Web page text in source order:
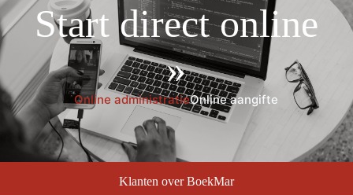
Start direct online
»
Online administratieOnline aangifte
Klanten over BoekMar